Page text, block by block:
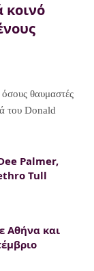
θαυμαστές
του Donald
Palmer,
Tull
Αθήνα και